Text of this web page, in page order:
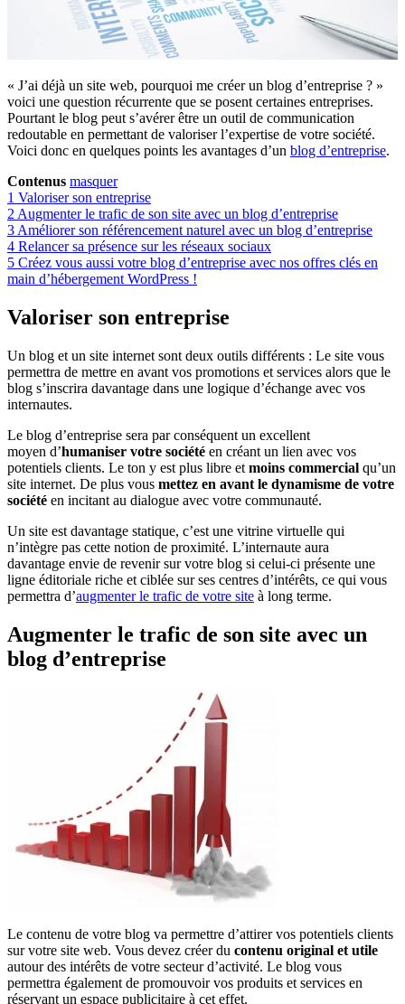
« J’ai déjà un site web, pourquoi me créer un blog d’entreprise ? »
voici une question récurrente que se posent certaines entreprises.
Pourtant le blog peut s’avérer être un outil de communication
redoutable en permettant de valoriser l’expertise de votre société.
Voici donc en quelques points les avantages d’un blog d’entreprise.
Contenus masquer
1 Valoriser son entreprise
2 Augmenter le trafic de son site avec un blog d’entreprise
3 Améliorer son référencement naturel avec un blog d’entreprise
4 Relancer sa présence sur les réseaux sociaux
5 Créez vous aussi votre blog d’entreprise avec nos offres clés en
main d’hébergement WordPress !
Valoriser son entreprise
Un blog et un site internet sont deux outils différents : Le site vous
permettra de mettre en avant vos promotions et services alors que le
blog s’inscrira davantage dans une logique d’échange avec vos
internautes.
Le blog d’entreprise sera par conséquent un excellent
moyen d’humaniser votre société en créant un lien avec vos
potentiels clients. Le ton y est plus libre et moins commercial qu’un
site internet. De plus vous mettez en avant le dynamisme de votre
société en incitant au dialogue avec votre communauté.
Un site est davantage statique, c’est une vitrine virtuelle qui
n’intègre pas cette notion de proximité. L’internaute aura
davantage envie de revenir sur votre blog si celui-ci présente une
ligne éditoriale riche et ciblée sur ses centres d’intérêts, ce qui vous
permettra d’augmenter le trafic de votre site à long terme.
Augmenter le trafic de son site avec un
blog d’entreprise
Le contenu de votre blog va permettre d’attirer vos potentiels clients
sur votre site web. Vous devez créer du contenu original et utile
autour des intérêts de votre secteur d’activité. Le blog vous
permettra également de promouvoir vos produits et services en
réservant un espace publicitaire à cet effet.